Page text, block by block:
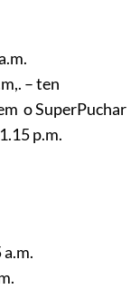
– ten
o SuperPuchar
p.m.